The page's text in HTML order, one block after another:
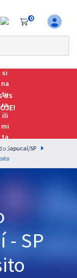
0
os
Sapucaí/SP
- SP